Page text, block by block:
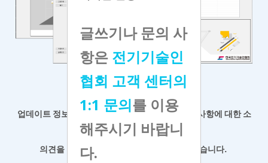
글쓰기나 문의 사
항은 전기기술인
협회 고객 센터의
1:1 문의를 이용
해주시기 바랍니
다.
KEC 전기설계 프로그램
업데이트 정보 등 공지사항 확인과프로그램 개선 사항에 대한 소
통 게시판입니다.
의견을 남겨주시면 최대한 반영하도록 하겠습니다.